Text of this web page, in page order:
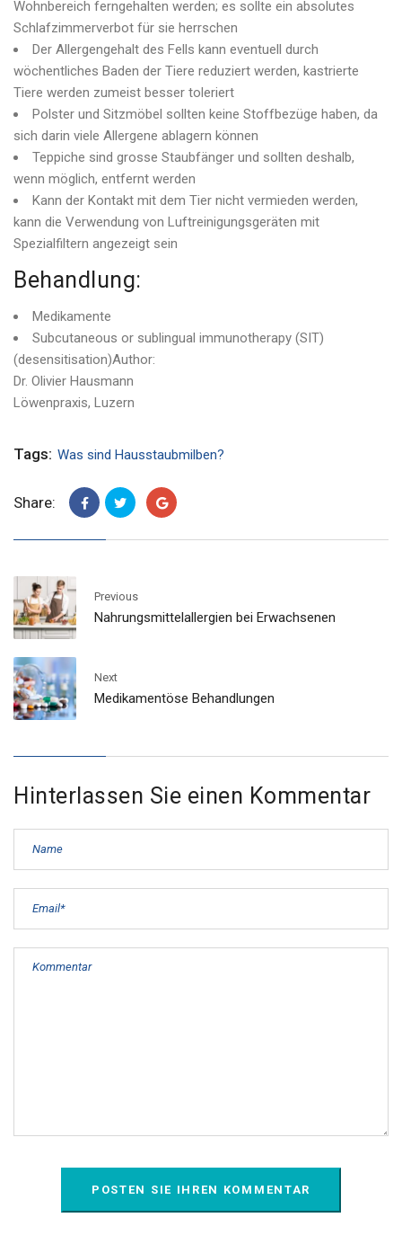
Wohnbereich ferngehalten werden; es sollte ein absolutes
Schlafzimmerverbot für sie herrschen
Der Allergengehalt des Fells kann eventuell durch
wöchentliches Baden der Tiere reduziert werden, kastrierte
Tiere werden zumeist besser toleriert
Polster und Sitzmöbel sollten keine Stoffbezüge haben, da
sich darin viele Allergene ablagern können
Teppiche sind grosse Staubfänger und sollten deshalb,
wenn möglich, entfernt werden
Kann der Kontakt mit dem Tier nicht vermieden werden,
kann die Verwendung von Luftreinigungsgeräten mit
Spezialfiltern angezeigt sein
Behandlung:
Medikamente
Subcutaneous or sublingual immunotherapy (SIT)
(desensitisation)Author:
Dr. Olivier Hausmann
Löwenpraxis, Luzern
Tags: Was sind Hausstaubmilben?
Share:
Previous
Nahrungsmittelallergien bei Erwachsenen
Next
Medikamentöse Behandlungen
Hinterlassen Sie einen Kommentar